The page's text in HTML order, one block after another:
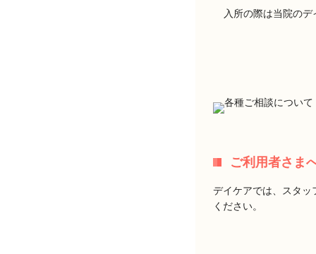
入所の際は当院の
ご利用者さま
デイケアでは、スタッ
ください。